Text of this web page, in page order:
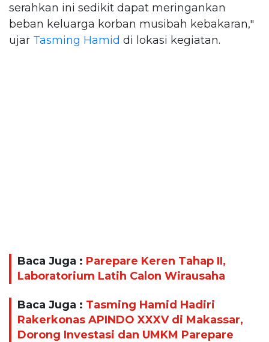
serahkan ini sedikit dapat meringankan
beban keluarga korban musibah kebakaran,"
ujar Tasming Hamid di lokasi kegiatan.
Baca Juga : Parepare Keren Tahap II,
Laboratorium Latih Calon Wirausaha
Baca Juga : Tasming Hamid Hadiri
Rakerkonas APINDO XXXV di Makassar,
Dorong Investasi dan UMKM Parepare